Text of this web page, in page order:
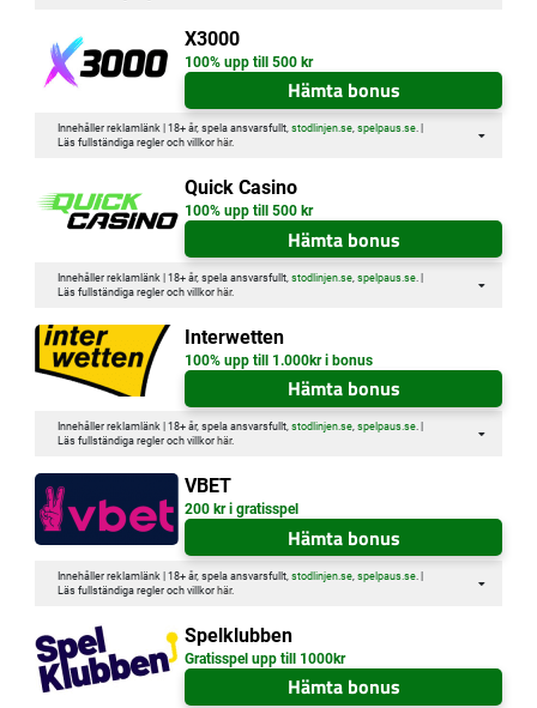
X3000
100% upp till 500 kr
Hämta bonus
Innehåller reklamlänk | 18+ år, spela ansvarsfullt, stodlinjen.se, spelpaus.se. |
Läs fullständiga regler och villkor här.
Quick Casino
100% upp till 500 kr
Hämta bonus
Innehåller reklamlänk | 18+ år, spela ansvarsfullt, stodlinjen.se, spelpaus.se. |
Läs fullständiga regler och villkor här.
Interwetten
100% upp till 1.000kr i bonus
Hämta bonus
Innehåller reklamlänk | 18+ år, spela ansvarsfullt, stodlinjen.se, spelpaus.se. |
Läs fullständiga regler och villkor här.
VBET
200 kr i gratisspel
Hämta bonus
Innehåller reklamlänk | 18+ år, spela ansvarsfullt, stodlinjen.se, spelpaus.se. |
Läs fullständiga regler och villkor här.
Spelklubben
Gratisspel upp till 1000kr
Hämta bonus